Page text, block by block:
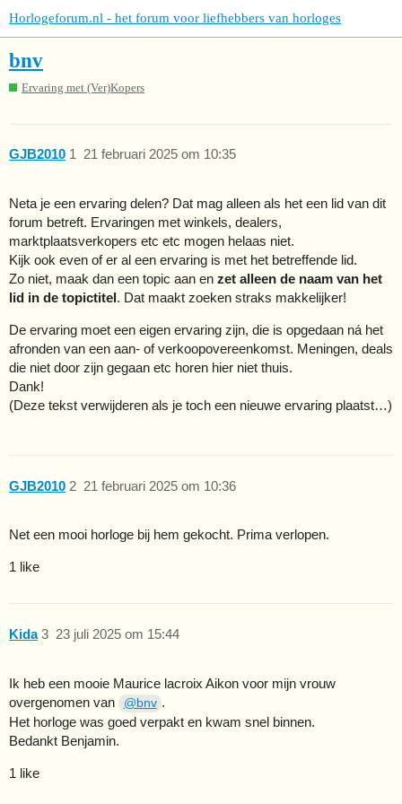
Horlogeforum.nl - het forum voor liefhebbers van horloges
bnv
Ervaring met (Ver)Kopers
GJB2010 21 februari 2025 om 10:35
1
Neta je een ervaring delen? Dat mag alleen als het een lid van dit
forum betreft. Ervaringen met winkels, dealers,
marktplaatsverkopers etc etc mogen helaas niet.
Kijk ook even of er al een ervaring is met het betreffende lid.
Zo niet, maak dan een topic aan en zet alleen de naam van het
lid in de topictitel. Dat maakt zoeken straks makkelijker!
De ervaring moet een eigen ervaring zijn, die is opgedaan ná het
afronden van een aan- of verkoopovereenkomst. Meningen, deals
die niet door zijn gegaan etc horen hier niet thuis.
Dank!
(Deze tekst verwijderen als je toch een nieuwe ervaring plaatst…)
GJB2010 21 februari 2025 om 10:36
2
Net een mooi horloge bij hem gekocht. Prima verlopen.
1 like
Kida 23 juli 2025 om 15:44
3
Ik heb een mooie Maurice lacroix Aikon voor mijn vrouw
overgenomen van
@bnv .
Het horloge was goed verpakt en kwam snel binnen.
Bedankt Benjamin.
1 like